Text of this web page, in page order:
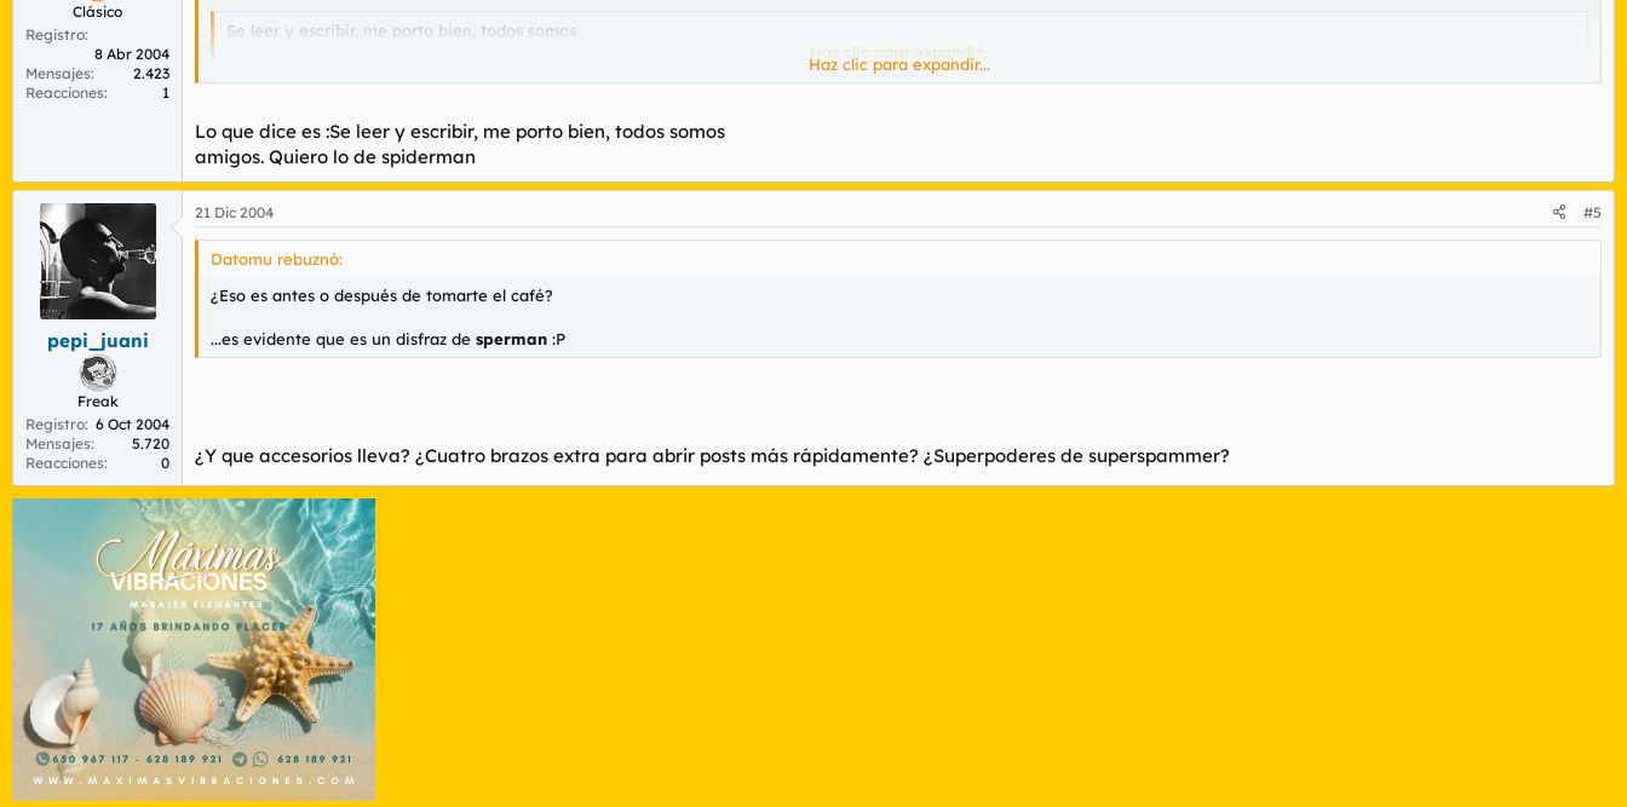
Clásico
Registro
8 Abr 2004
Mensajes
2.423
Reacciones
1
Se leer y escribir, me porto bien, todos somos
Haz clic para expandir...
me diga donde bajarmelo
Haz clic para expandir...
Lo que dice es :Se leer y escribir, me porto bien, todos somos
amigos. Quiero lo de spiderman
pepi_juani
Freak
Registro 6 Oct 2004
Mensajes
5.720
Reacciones
0
21 Dic 2004 #5
Datomu rebuznó:
¿Eso es antes o después de tomarte el café?
...es evidente que es un disfraz de sperman :P
¿Y que accesorios lleva? ¿Cuatro brazos extra para abrir posts más rápidamente? ¿Superpoderes de superspammer?